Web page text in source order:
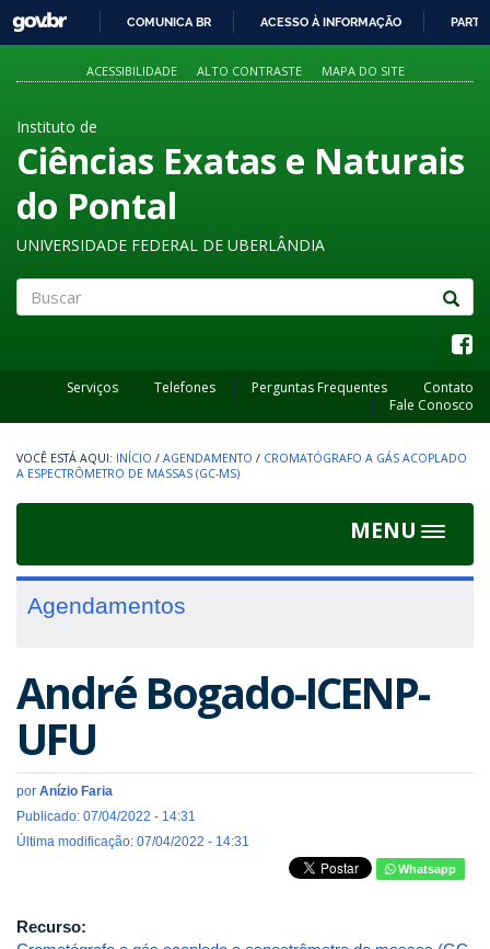
PARA
O
GOVBR
COMUNICA BR ACESSO À INFORMAÇÃO
ACESSIBILIDADE ALTO CONTRASTE MAPA DO SITE
Instituto de
Ciências Exatas e Naturais
do Pontal
UNIVERSIDADE FEDERAL DE UBERLÂNDIA
Serviços Telefones Perguntas Frequentes
Contato
Fale Conosco
INÍCIO / AGENDAMENTO / CROMATÓGRAFO A GÁS ACOPLADO
A ESPECTRÔMETRO DE MASSAS (GC-MS)
MENU
Toggle
Agendamentos
André Bogado-ICENP-
UFU
por Anízio Faria
Publicado: 07/04/2022 - 14:31
Última modificação: 07/04/2022 - 14:31
Whatsapp
Recurso: